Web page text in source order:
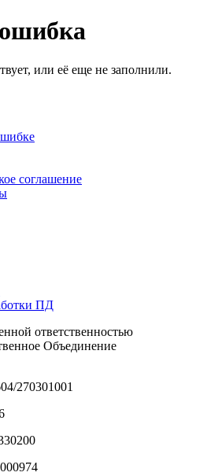
или её еще не заполнили.
соглашение
ПД
ответственностью
Объединение
270301001